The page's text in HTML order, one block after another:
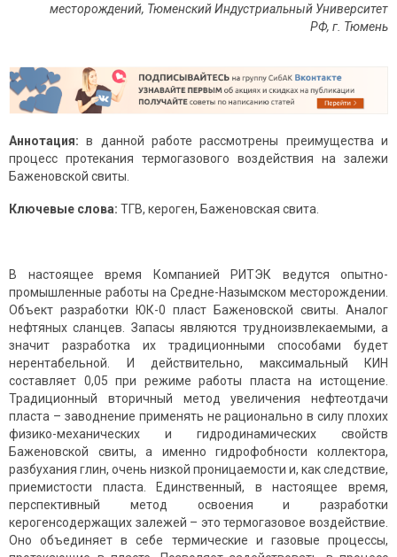
месторождений, Тюменский Индустриальный Университет
РФ, г. Тюмень
Аннотация:в данной работе рассмотрены преимущества и
процесс протекания термогазового воздействия на залежи
Баженовской свиты.
Ключевые слова: ТГВ, кероген, Баженовская свита.
В настоящее время Компанией РИТЭК ведутся опытно-
промышленные работы на Средне-Назымском месторождении.
Объект разработки ЮК-0 пласт Баженовской свиты. Аналог
нефтяных сланцев. Запасы являются трудноизвлекаемыми, а
значит разработка их традиционными способами будет
нерентабельной. И действительно, максимальный КИН
составляет 0,05 при режиме работы пласта на истощение.
Традиционный вторичный метод увеличения нефтеотдачи
пласта – заводнение применять не рационально в силу плохих
физико-механических и гидродинамических свойств
Баженовской свиты, а именно гидрофобности коллектора,
разбухания глин, очень низкой проницаемости и, как следствие,
приемистости пласта. Единственный, в настоящее время,
перспективный метод освоения и разработки
керогенсодержащих залежей – это термогазовое воздействие.
Оно объединяет в себе термические и газовые процессы,